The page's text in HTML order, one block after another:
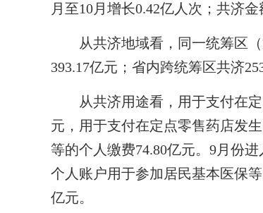
月至10月增长0.42亿人次；共济金
从共济地域看，同一统筹区（
393.17亿元；省内跨统筹区共济
从共济用途看，用于支付在定
元，用于支付在定点零售药店发
等的个人缴费74.80亿元。9月份
个人账户用于参加居民基本医保
亿元。